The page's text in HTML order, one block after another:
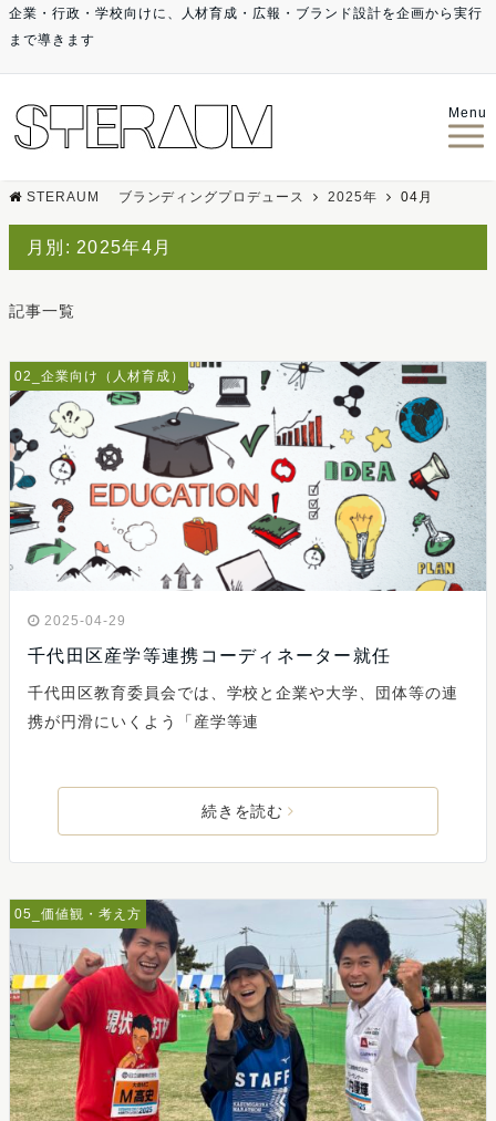
企業・行政・学校向けに、人材育成・広報・ブランド設計を企画から実行
まで導きます
Menu
STERAUM ブランディングプロデュース 2025年 04月
月別: 2025年4月
記事一覧
02_企業向け（人材育成）
2025-04-29
千代田区産学等連携コーディネーター就任
千代田区教育委員会では、学校と企業や大学、団体等の連
携が円滑にいくよう「産学等連
続きを読む
05_価値観・考え方